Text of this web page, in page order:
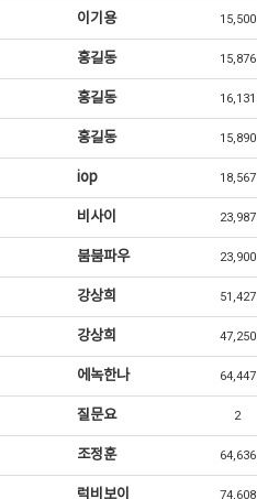
이기용 15,500
홍길동 15,876
홍길동 16,131
홍길동 15,890
iop 18,567
비사이 23,987
붐붐파우 23,900
강상희 51,427
강상희 47,250
에녹한나 64,447
질문요 2
조정훈 64,636
럭비보이 74,608